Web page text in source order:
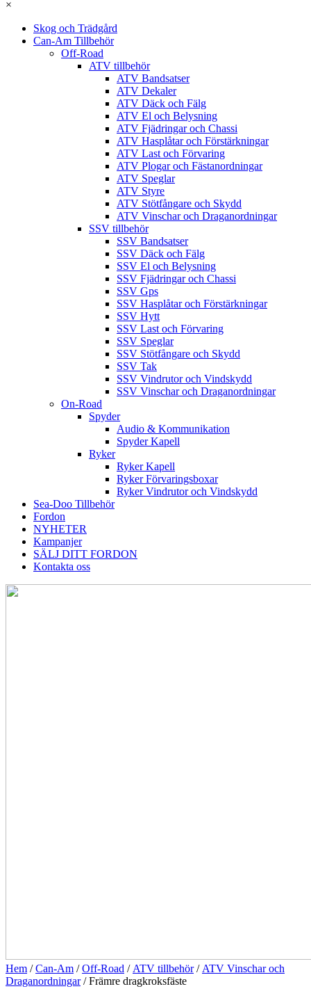
×
Skog och Trädgård
Can-Am Tillbehör
Off-Road
ATV tillbehör
ATV Bandsatser
ATV Dekaler
ATV Däck och Fälg
ATV El och Belysning
ATV Fjädringar och Chassi
ATV Hasplåtar och Förstärkningar
ATV Last och Förvaring
ATV Plogar och Fästanordningar
ATV Speglar
ATV Styre
ATV Stötfångare och Skydd
ATV Vinschar och Draganordningar
SSV tillbehör
SSV Bandsatser
SSV Däck och Fälg
SSV El och Belysning
SSV Fjädringar och Chassi
SSV Gps
SSV Hasplåtar och Förstärkningar
SSV Hytt
SSV Last och Förvaring
SSV Speglar
SSV Stötfångare och Skydd
SSV Tak
SSV Vindrutor och Vindskydd
SSV Vinschar och Draganordningar
On-Road
Spyder
Audio & Kommunikation
Spyder Kapell
Ryker
Ryker Kapell
Ryker Förvaringsboxar
Ryker Vindrutor och Vindskydd
Sea-Doo Tillbehör
Fordon
NYHETER
Kampanjer
SÄLJ DITT FORDON
Kontakta oss
Hem /Can-Am /Off-Road / ATV tillbehör/ ATV Vinschar och
Draganordningar/ Främre dragkroksfäste